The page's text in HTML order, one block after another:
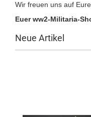
Wir freuen uns auf
Euer ww2-Militaria-
Neue Artikel